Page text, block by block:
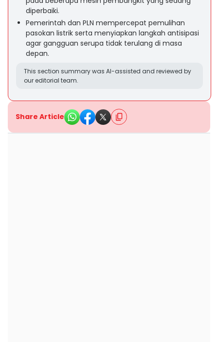
diperbaiki.
Pemerintah dan PLN mempercepat pemulihan
pasokan listrik serta menyiapkan langkah antisipasi
agar gangguan serupa tidak terulang di masa
depan.
This section summary was AI-assisted and reviewed by
our editorial team.
Share Article